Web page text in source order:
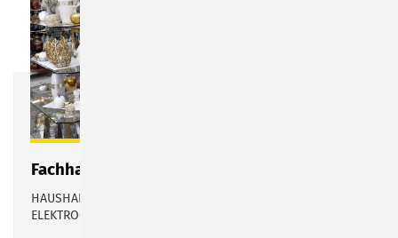
Fachhaus Heublein
HAUSHALTSWAREN, GESCHENK- UND DEKORATIONSARTIKEL,
ELEKTROGERÄTE, UVM.